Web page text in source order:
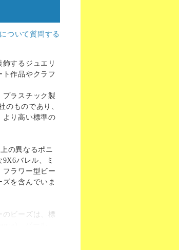
ついて質問する
するジュエリ
ト作品やクラフ
プラスチック製
のものであり、
より高い標準の
の異なるポニ
バレル、ミ
フラワー型ビー
を含んでいま
のビーズは、標
など、 9